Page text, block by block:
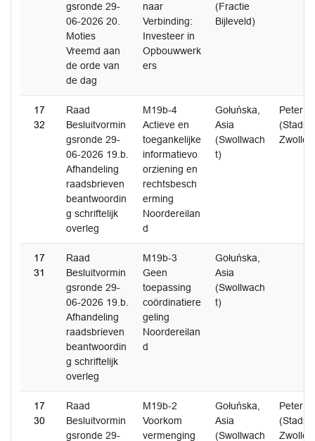
gsronde 29-
06-2026 20.
Moties
Vreemd aan
de orde van
de dag
naar
Verbinding:
Investeer in
Opbouwwerk
ers
(Fractie
Bijleveld)
17
32
Raad
Besluitvormin
gsronde 29-
06-2026 19.b.
Afhandeling
raadsbrieven
beantwoordin
g schriftelijk
overleg
M19b-4
Actieve en
toegankelijke
informatievo
orziening en
rechtsbesch
erming
Noordereilan
d
Gołuńska,
Asia
(Swollwach
t)
Peter
Zwolle)
17
31
Raad
Besluitvormin
gsronde 29-
06-2026 19.b.
Afhandeling
raadsbrieven
beantwoordin
g schriftelijk
overleg
M19b-3
Geen
toepassing
coördinatiere
geling
Noordereilan
d
Gołuńska,
Asia
(Swollwach
t)
17
30
Raad
Besluitvormin
gsronde 29-
M19b-2
Voorkom
vermenging
Gołuńska,
Asia
(Swollwach
Peter
Zwolle)